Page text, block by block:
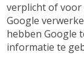
verplicht of voor
Google
hebben Google
informatie te